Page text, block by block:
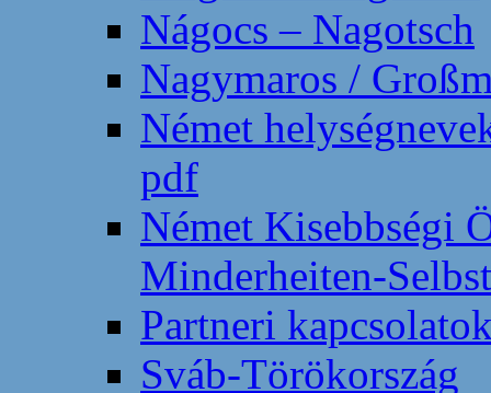
Nágocs – Nagotsch
Nagymaros /
Német
pdf
Német Kisebbségi
Minderheiten-
Partneri
Sváb-Törökország